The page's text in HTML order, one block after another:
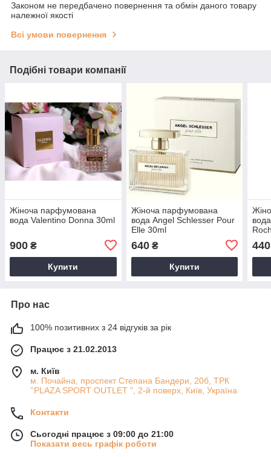
Законом не передбачено повернення та обмін даного товару
належної якості
Всі умови повернення
Подібні товари компанії
Жіноча парфумована
вода Valentino Donna 30ml
900 ₴
Купити
Жіноча парфумована
вода Angel Schlesser Pour
Elle 30ml
640₴
Купити
440
Про нас
100% позитивних з 24 відгуків за рік
Працює з 21.02.2013
м. Київ
м. Почайна, проспект Степана Бандери, 20б, ТРК
''PLAZA SPORT OUTLET ", 2-й поверх, Київ, Україна
Контакти
Сьогодні працює з 09:00 до 21:00
Показати весь графік роботи